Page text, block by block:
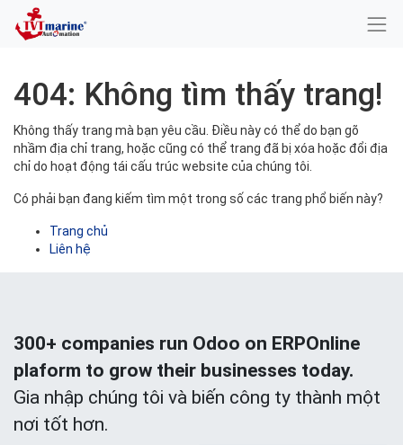
404: Không tìm thấy trang!
Không thấy trang mà bạn yêu cầu. Điều này có thể do bạn gõ
nhầm địa chỉ trang, hoặc cũng có thể trang đã bị xóa hoặc đổi địa
chỉ do hoạt động tái cấu trúc website của chúng tôi.
Có phải bạn đang kiếm tìm một trong số các trang phổ biến này?
Trang chủ
Liên hệ
300+ companies run Odoo on ERPOnline
plaform to grow their businesses today.
Gia nhập chúng tôi và biến công ty thành một
nơi tốt hơn.